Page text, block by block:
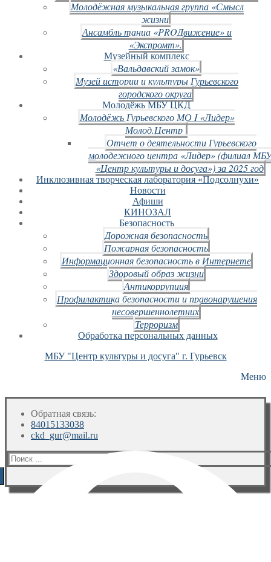
Молодёжная музыкальная группа «Смысл
жизни
Ансамбль танца «PROДвижение» и
«Экспромт».
Музейный комплекс
«Вальдавский замок»
Музей истории и культуры Гурьевского
городского округа
Молодёжь МБУ ЦКД
Молодёжь Гурьевского МО I «Лидер»
Молод.Центр
Отчет о деятельности Гурьевского
молодежного центра «Лидер» (филиал
«Центр культуры и досуга») за 2025 год
Инклюзивная творческая лаборатория «Подсолнухи»
Новости
Афиши
КИНОЗАЛ
Безопасность
Дорожная безопасность
Пожарная безопасность
Информационная безопасность в Интернете
Здоровый образ жизни
Антикоррупция
Профилактика безопасности и правонарушения
несовершеннолетних
Терроризм
Обработка персональных данных
МБУ "Центр культуры и досуга" г. Гурьевск
Меню
Обратная связь:
84015133038
ckd_gur@mail.ru
Искать: